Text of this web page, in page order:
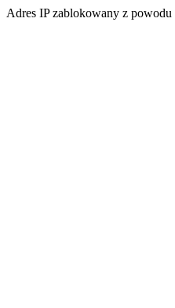
Adres IP zablokowany z